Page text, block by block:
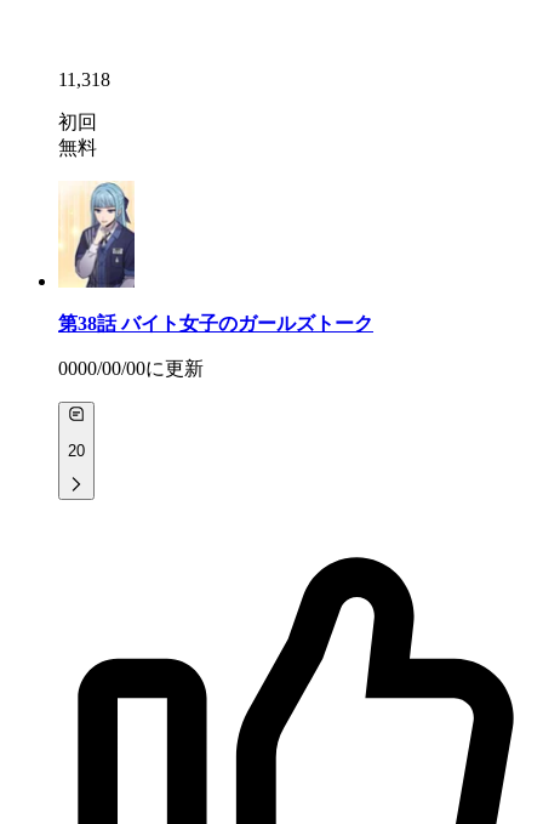
11,318
初回
無料
第38話 バイト女子のガールズトーク
0000/00/00に更新
20